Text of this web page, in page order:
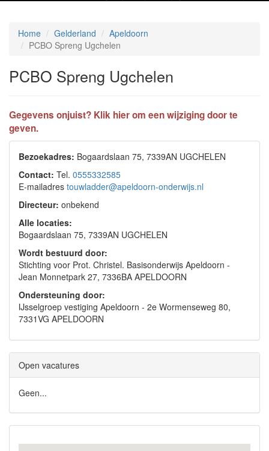
Home Gelderland
Apeldoorn
PCBO Spreng Ugchelen
PCBO Spreng Ugchelen
Gegevens onjuist? Klik hier om een wijziging door te
geven.
Bezoekadres: Bogaardslaan 75, 7339AN UGCHELEN
Contact: Tel. 0555332585
E-mailadres touwladder@apeldoorn-onderwijs.nl
Directeur: onbekend
Alle locaties:
Bogaardslaan 75, 7339AN UGCHELEN
Wordt bestuurd door:
Stichting voor Prot. Christel. Basisonderwijs Apeldoorn -
Jean Monnetpark 27, 7336BA APELDOORN
Ondersteuning door:
IJsselgroep vestiging Apeldoorn - 2e Wormenseweg 80,
7331VG APELDOORN
Open vacatures
Geen...